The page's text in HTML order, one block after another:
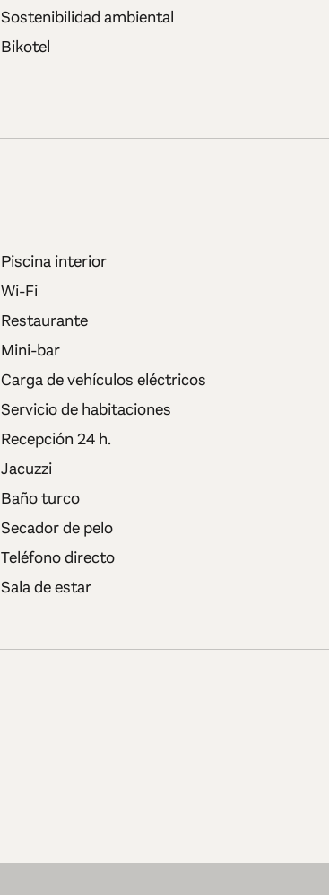
Sostenibilidad ambiental
Bikotel
Piscina interior
Wi-Fi
Restaurante
Mini-bar
Carga de vehículos eléctricos
Servicio de habitaciones
Recepción 24 h.
Jacuzzi
Baño turco
Secador de pelo
Teléfono directo
Sala de estar